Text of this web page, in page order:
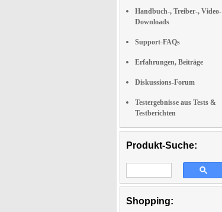
Handbuch-, Treiber-, Video-
Downloads
Support-FAQs
Erfahrungen, Beiträge
Diskussions-Forum
Testergebnisse aus Tests &
Testberichten
Produkt-Suche:
Shopping: